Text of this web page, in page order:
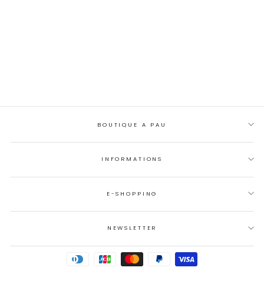
BOUTIQUE A PAU
INFORMATIONS
E-SHOPPING
NEWSLETTER